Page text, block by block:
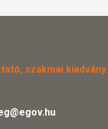
szakmai kiadvány.